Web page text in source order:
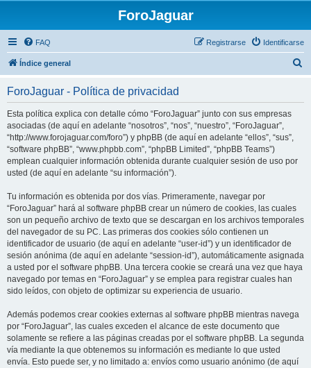
ForoJaguar
FAQ Identificarse
Registrarse
Índice general
ForoJaguar - Política de privacidad
Esta política explica con detalle cómo “ForoJaguar” junto con sus empresas
asociadas (de aquí en adelante “nosotros”, “nos”, “nuestro”, “ForoJaguar”,
“http://www.forojaguar.com/foro”) y phpBB (de aquí en adelante “ellos”, “sus”,
“software phpBB”, “www.phpbb.com”, “phpBB Limited”, “phpBB Teams”)
emplean cualquier información obtenida durante cualquier sesión de uso por
usted (de aquí en adelante “su información”).
Tu información es obtenida por dos vías. Primeramente, navegar por
“ForoJaguar” hará al software phpBB crear un número de cookies, las cuales
son un pequeño archivo de texto que se descargan en los archivos temporales
del navegador de su PC. Las primeras dos cookies sólo contienen un
identificador de usuario (de aquí en adelante “user-id”) y un identificador de
sesión anónima (de aquí en adelante “session-id”), automáticamente asignada
a usted por el software phpBB. Una tercera cookie se creará una vez que haya
navegado por temas en “ForoJaguar” y se emplea para registrar cuales han
sido leídos, con objeto de optimizar su experiencia de usuario.
Además podemos crear cookies externas al software phpBB mientras navega
por “ForoJaguar”, las cuales exceden el alcance de este documento que
solamente se refiere a las páginas creadas por el software phpBB. La segunda
vía mediante la que obtenemos su información es mediante lo que usted
envía. Esto puede ser, y no limitado a: envíos como usuario anónimo (de aquí